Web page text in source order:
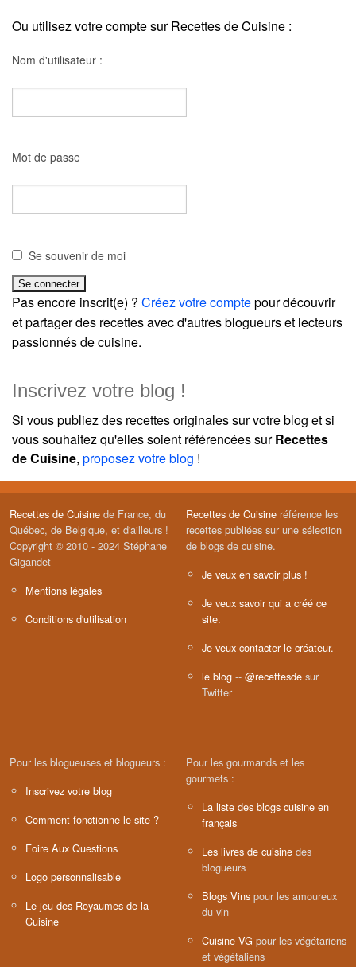
Ou utilisez votre compte sur Recettes de Cuisine :
Nom d'utilisateur :
Mot de passe
Se souvenir de moi
Pas encore inscrit(e) ? Créez votre comptepour découvrir
et partager des recettes avec d'autres blogueurs et lecteurs
passionnés de cuisine.
Inscrivez votre blog !
Si vous publiez des recettes originales sur votre blog et si
vous souhaitez qu'elles soient référencées surRecettes
de Cuisine, proposez votre blog !
Recettes de Cuisine de France, du
Québec, de Belgique, et d'ailleurs !
Copyright © 2010 - 2024 Stéphane
Gigandet
Mentions légales
Conditions d'utilisation
Recettes de Cuisine référence les
recettes publiées sur une sélection
de blogs de cuisine.
Je veux en savoir plus !
Je veux savoir qui a créé ce
site.
Je veux contacter le créateur.
le blog -- @recettesde sur
Twitter
Pour les blogueuses et blogueurs :
Inscrivez votre blog
Comment fonctionne le site ?
Foire Aux Questions
Logo personnalisable
Le jeu des Royaumes de la
Cuisine
Pour les gourmands et les
gourmets :
La liste des blogs cuisine en
français
Les livres de cuisine des
blogueurs
Blogs Vins pour les amoureux
du vin
Cuisine VG pour les végétariens
et végétaliens